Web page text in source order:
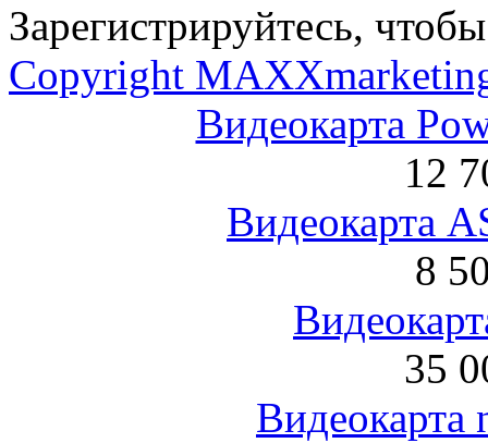
Зарегистрируйтесь,
Copyright
Видеокарта
12
Видеокарта
8
35
Видеокарта